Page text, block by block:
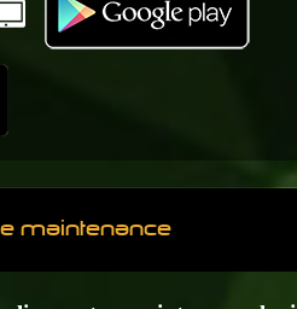
maintenance